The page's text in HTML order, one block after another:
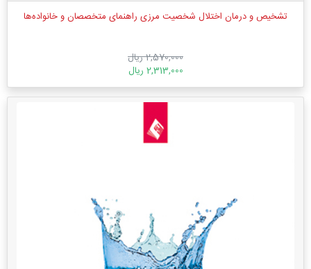
تشخیص و درمان اختلال شخصیت مرزی راهنمای متخصصان و خانواده‌ها
2,570,000 ریال
2,313,000 ریال